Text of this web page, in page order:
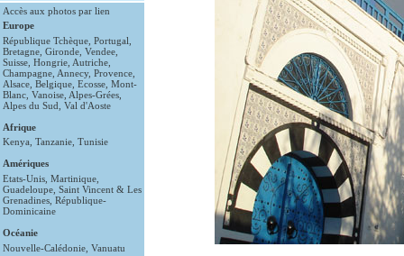
Accès aux photos par lien
Europe
République Tchèque Portugal
Bretagne Gironde Vendee
Suisse Hongrie Autriche
Champagne Annecy, Provence
Alsace Belgique Ecosse Mont-
Blanc Vanoise Alpes-Grées
Alpes du Sud Val d'Aoste
Afrique
Kenya Tanzanie Tunisie
Amériques
Etats-Unis Martinique
Guadeloupe Saint Vincent & Les
Grenadines République-
Dominicaine
Océanie
Nouvelle-Calédonie Vanuatu